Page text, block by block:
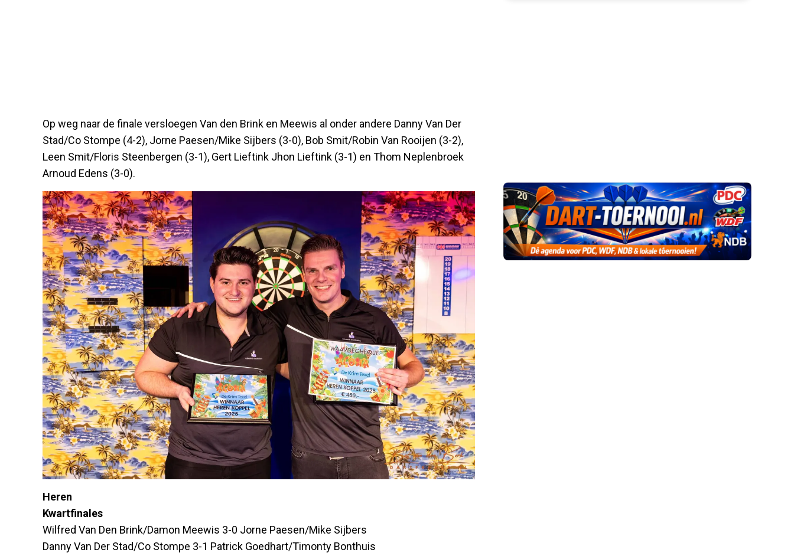
Op weg naar de finale versloegen Van den Brink en Meewis al onder andere Danny Van Der
Stad/Co Stompe (4-2), Jorne Paesen/Mike Sijbers (3-0), Bob Smit/Robin Van Rooijen (3-2),
Leen Smit/Floris Steenbergen (3-1), Gert Lieftink Jhon Lieftink (3-1) en Thom Neplenbroek
Arnoud Edens (3-0).
Heren
Kwartfinales
Wilfred Van Den Brink/Damon Meewis 3-0 Jorne Paesen/Mike Sijbers
Danny Van Der Stad/Co Stompe 3-1 Patrick Goedhart/Timonty Bonthuis